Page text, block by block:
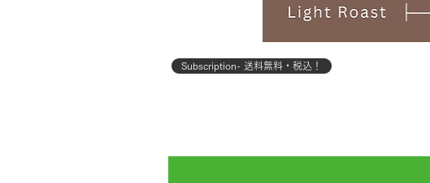
Subscription- 送料無料・税込！